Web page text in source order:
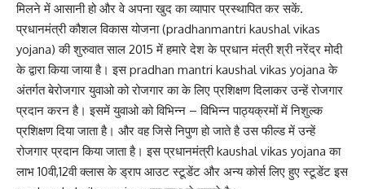
मिलने में आसानी हो और वे अपना खुद का व्यापार प्रस्थापित कर सकें.
प्रधानमंत्री कौशल विकास योजना (pradhanmantri kaushal vikas
yojana) की शुरुवात साल 2015 में हमारे देश के प्रधान मंत्री श्री नरेंद्र मोदी
के द्वारा किया जाया है। इस pradhan mantri kaushal vikas yojana के
अंतर्गत बेरोजगार युवाओ को रोजगार का के लिए प्रशिक्षण दिलाकर उन्हें रोजगार
प्रदान करन है। इसमें युवाओ को विभिन्न – विभिन्न पाठ्यक्रमों में निशुल्क
प्रशिक्षण दिया जाता है। और वह जिसे निपुण हो जाते है उस फील्ड में उन्हें
रोजगार प्रदान किया जाता है। इस प्रधानमंत्री kaushal vikas yojana का
लाभ 10वी,12वी क्लास के ड्राप आउट स्टूडेंट और अन्य कोर्स लिए हुए स्टूडेंट इस